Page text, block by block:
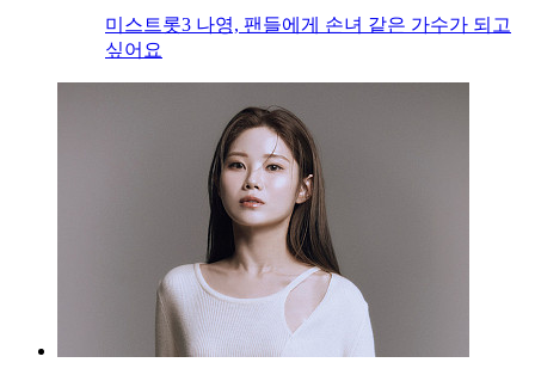
미스트롯3 나영, 팬들에게 손녀 같은 가수가 되고
싶어요